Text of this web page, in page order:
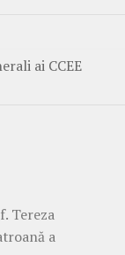
ai CCEE
Tereza
a